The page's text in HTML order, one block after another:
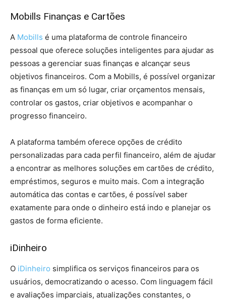
Mobills Finanças e Cartões
A Mobills é uma plataforma de controle financeiro
pessoal que oferece soluções inteligentes para ajudar as
pessoas a gerenciar suas finanças e alcançar seus
objetivos financeiros. Com a Mobills, é possível organizar
as finanças em um só lugar, criar orçamentos mensais,
controlar os gastos, criar objetivos e acompanhar o
progresso financeiro.
A plataforma também oferece opções de crédito
personalizadas para cada perfil financeiro, além de ajudar
a encontrar as melhores soluções em cartões de crédito,
empréstimos, seguros e muito mais. Com a integração
automática das contas e cartões, é possível saber
exatamente para onde o dinheiro está indo e planejar os
gastos de forma eficiente.
iDinheiro
O iDinheiro simplifica os serviços financeiros para os
usuários, democratizando o acesso. Com linguagem fácil
e avaliações imparciais, atualizações constantes, o